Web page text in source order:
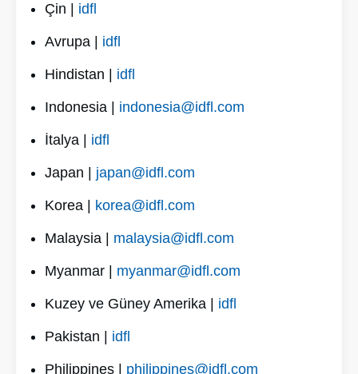
Çin | idfl
Avrupa | idfl
Hindistan | idfl
Indonesia | indonesia@idfl.com
İtalya | idfl
Japan | japan@idfl.com
Korea | korea@idfl.com
Malaysia | malaysia@idfl.com
Myanmar | myanmar@idfl.com
Kuzey ve Güney Amerika | idfl
Pakistan | idfl
Philippines | philippines@idfl.com